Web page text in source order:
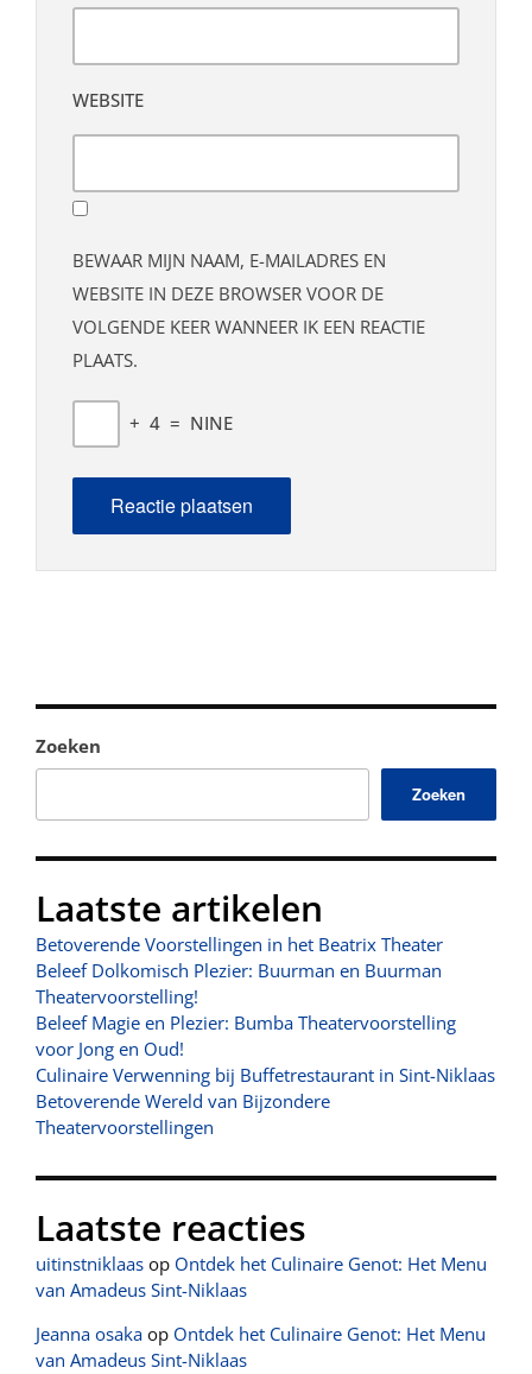
Zoeken
Zoeken
Laatste artikelen
Betoverende Voorstellingen in het Beatrix Theater
Beleef Dolkomisch Plezier: Buurman en Buurman
Theatervoorstelling!
Beleef Magie en Plezier: Bumba Theatervoorstelling
voor Jong en Oud!
Culinaire Verwenning bij Buffetrestaurant in Sint-Niklaas
Betoverende Wereld van Bijzondere
Theatervoorstellingen
Laatste reacties
uitinstniklaas op Ontdek het Culinaire Genot: Het Menu
van Amadeus Sint-Niklaas
Jeanna osaka op Ontdek het Culinaire Genot: Het Menu
van Amadeus Sint-Niklaas
WEBSITE
BEWAAR MIJN NAAM, E-MAILADRES EN
WEBSITE IN DEZE BROWSER VOOR DE
VOLGENDE KEER WANNEER IK EEN REACTIE
PLAATS.
+ 4 = NINE